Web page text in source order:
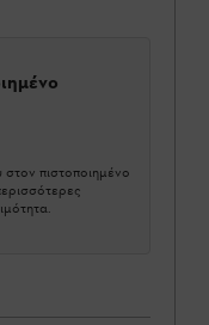
πιστοποιημένο